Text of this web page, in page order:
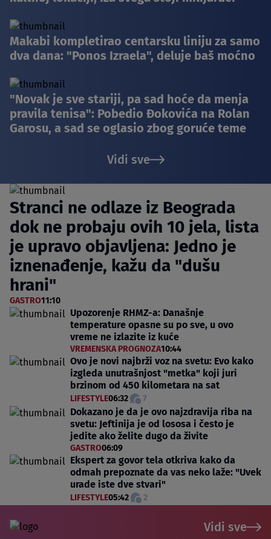
Makabi kompletirao centarsku liniju za samo
dva dana: "Ponos Izraela", deluje baš moćno
"Novak je sve stariji, pa sad hoće da menja
pravila tenisa": Pobedio Đokovića na Rolan
Garosu, a sad se oglasio zbog goruće teme
Vidi sve
Stranci ne odlaze iz Beograda
dok ne probaju ovih 10 jela, lista
je upravo objavljena: Jedno je
iznenađenje, kažu da "dušu
hrani"
GASTRO11:10
Upozorenje RHMZ-a: Današnje
temperature opasne su po sve, u ovo
vreme ne izlazite iz kuće
VREMENSKA PROGNOZA10:44
Ovo je novi najbrži voz na svetu: Evo kako
izgleda unutrašnjost "metka" koji juri
brzinom od 450 kilometara na sat
LIFESTYLE06:32 7
Dokazano je da je ovo najzdravija riba na
svetu: Jeftinija je od lososa i često je
jedite ako želite dugo da živite
GASTRO06:09
Ekspert za govor tela otkriva kako da
odmah prepoznate da vas neko laže: "Uvek
urade iste dve stvari"
LIFESTYLE05:42 2
Vidi sve